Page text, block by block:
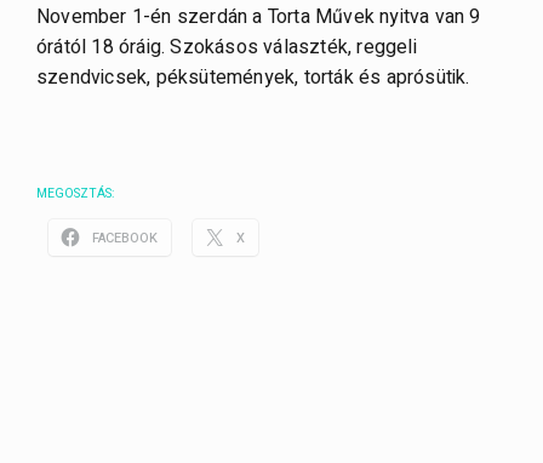
November 1-én szerdán a Torta Művek nyitva van 9
órától 18 óráig. Szokásos választék, reggeli
szendvicsek, péksütemények, torták és aprósütik.
MEGOSZTÁS:
FACEBOOK X